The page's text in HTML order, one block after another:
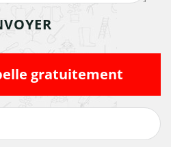
gratuitement